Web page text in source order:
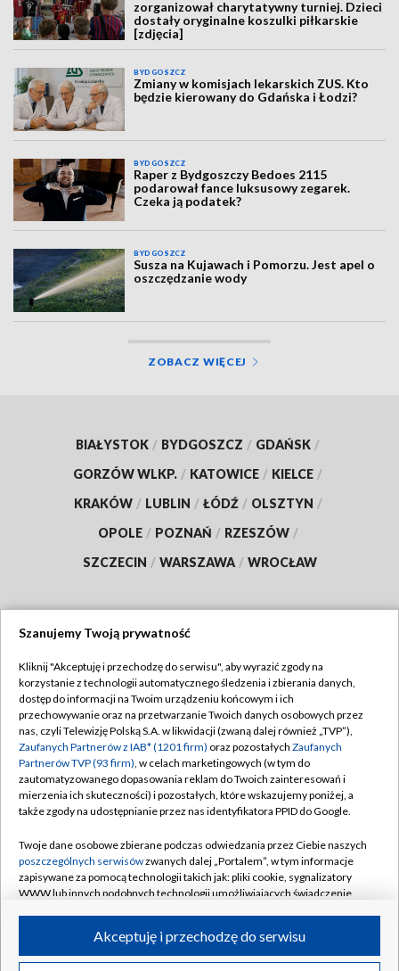
zorganizował charytatywny turniej. Dzieci
dostały oryginalne koszulki piłkarskie
[zdjęcia]
BYDGOSZCZ
Zmiany w komisjach lekarskich ZUS. Kto
będzie kierowany do Gdańska i Łodzi?
BYDGOSZCZ
Raper z Bydgoszczy Bedoes 2115
podarował fance luksusowy zegarek.
Czeka ją podatek?
BYDGOSZCZ
Susza na Kujawach i Pomorzu. Jest apel o
oszczędzanie wody
ZOBACZ WIĘCEJ
BIAŁYSTOK / BYDGOSZCZ / GDAŃSK /
GORZÓW WLKP. / KATOWICE / KIELCE /
KRAKÓW / LUBLIN / ŁÓDŹ / OLSZTYN /
OPOLE / POZNAŃ / RZESZÓW /
SZCZECIN / WARSZAWA / WROCŁAW
TVP
Abonament TVP
Emisja w TVP
Centrum informacji TVP
Naziemna Telewizja Cyfrowa
Rada Programowa
System NOS
Informacje o nadawcy
Program dla prasy
Regulamin TVP
Polityka prywatności
Moje zgody
Pomoc
Kontakt
Kanały
©2026 Telewizja Polska S.A. w likwidacji
Szanujemy Twoją prywatność
Kliknij "Akceptuję i przechodzę do serwisu", aby wyrazić zgody na
korzystanie z technologii automatycznego śledzenia i zbierania danych,
dostęp do informacji na Twoim urządzeniu końcowym i ich
przechowywanie oraz na przetwarzanie Twoich danych osobowych przez
nas, czyli Telewizję Polską S.A. w likwidacji (zwaną dalej również „TVP”),
Zaufanych Partnerów z IAB* (1201 firm) oraz pozostałych Zaufanych
Partnerów TVP (93 firm), w celach marketingowych (w tym do
zautomatyzowanego dopasowania reklam do Twoich zainteresowań i
mierzenia ich skuteczności) i pozostałych, które wskazujemy poniżej, a
także zgody na udostępnianie przez nas identyfikatora PPID do Google.
Twoje dane osobowe zbierane podczas odwiedzania przez Ciebie naszych
poszczególnych serwisówzwanych dalej „Portalem”, w tym informacje
zapisywane za pomocą technologii takich jak: pliki cookie, sygnalizatory
WWW lub innych podobnych technologii umożliwiających świadczenie
ruchu w Internecie.Akceptuję i przechodzę do serwisu